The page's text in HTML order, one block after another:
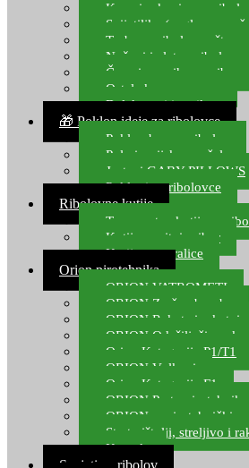
Kape i rukavice za ribolov
Svijetiljke (naglavne,
Torbe za ribolovne
Noževi i alat za ribolov
Čamci za prihranu ribe
Ostala kamp oprema
Dalekozori i optika
🎁 Poklon ideje za ribolovce
Poklon bon za ribolov
Polarizacijske naočale
Jastuci GABY PILLOWS
Pokloni za ribolovce
Ribolovne kutije
Transportne kutije za
Kutije za sitni pribor
Kutije za varalice
Orion pirotehnika
ORION VATROMETI
ORION Zračne bombe
ORION Rakete i raketni
ORION Odašiljači zvuka
Orion Kategorija P1/T1
ORION Vulkani
Orion Kategorija F1
ORION Party pirotehnika
ORION nepirotehnički
Start pištolji, streljivo i
Kontakt
Savjeti za ribolov